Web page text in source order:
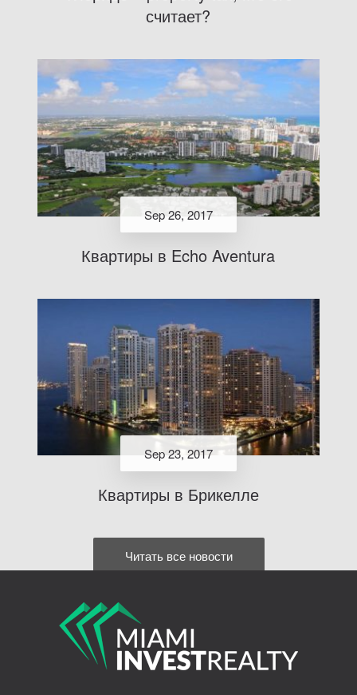
считает?
Sep 26, 2017
Квартиры в Echo Aventura
Sep 23, 2017
Квартиры в Брикелле
Читать все новости